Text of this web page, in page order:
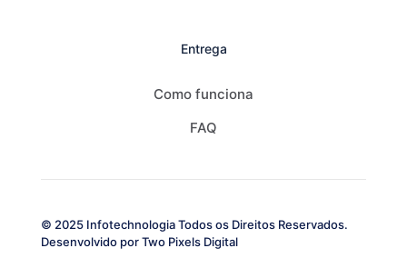
Entrega
Como funciona
FAQ
© 2025 Infotechnologia Todos os Direitos Reservados.
Desenvolvido porTwo Pixels Digital